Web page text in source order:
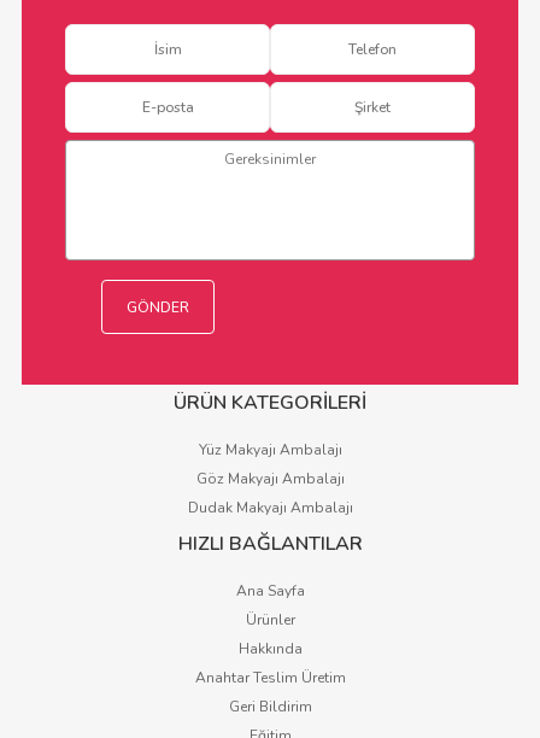
ÜRÜN KATEGORİLERİ
Yüz Makyajı Ambalajı
Göz Makyajı Ambalajı
Dudak Makyajı Ambalajı
HIZLI BAĞLANTILAR
Ana Sayfa
Ürünler
Hakkında
Anahtar Teslim Üretim
Geri Bildirim